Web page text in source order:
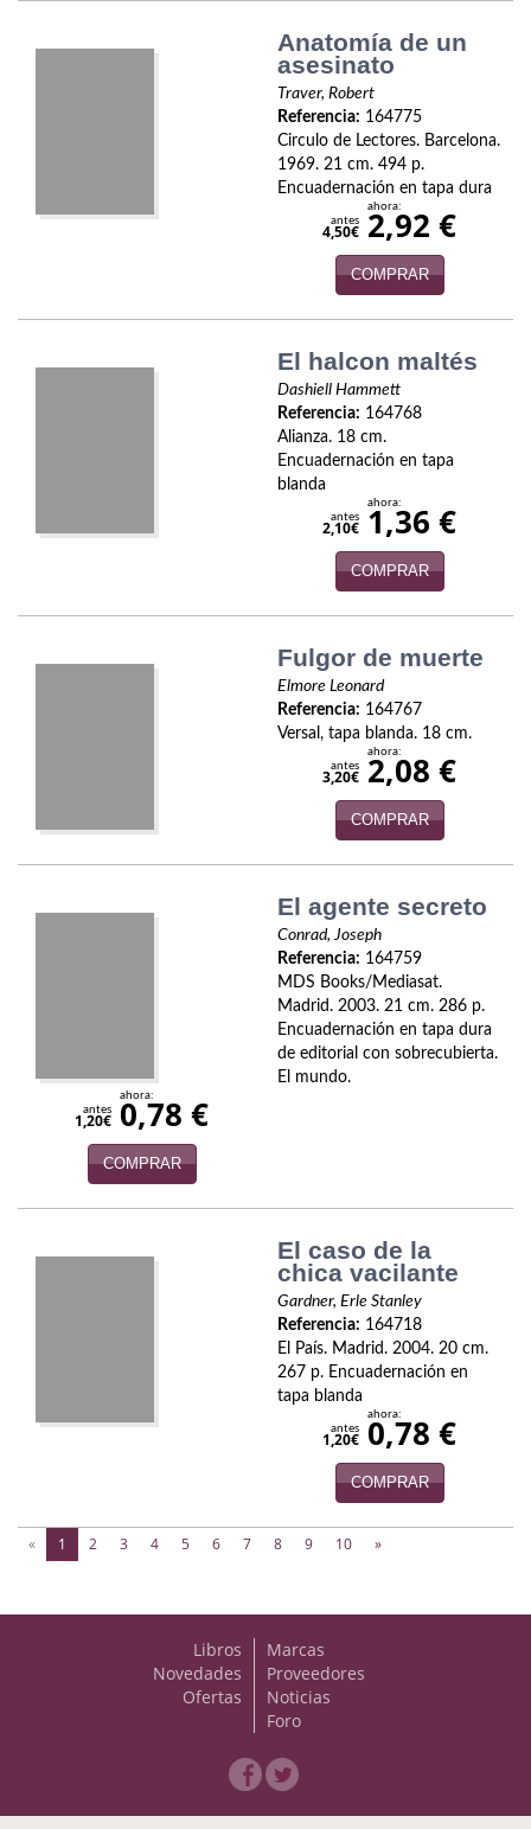
Otros idiomas
Psicología. Educación
Teatro
Tema Local
Anatomía de un
asesinato
Traver, Robert
Referencia: 164775
Circulo de Lectores. Barcelona.
1969. 21 cm. 494 p.
Encuadernación en tapa dura
antes
4,50€
ahora:
2,92 €
COMPRAR
El halcon maltés
Dashiell Hammett
Referencia: 164768
Alianza. 18 cm.
Encuadernación en tapa
blanda
antes
2,10€
ahora:
1,36 €
COMPRAR
Fulgor de muerte
Elmore Leonard
Referencia: 164767
Versal, tapa blanda. 18 cm.
antes
3,20€
ahora:
2,08 €
COMPRAR
El agente secreto
Conrad, Joseph
Referencia: 164759
MDS Books/Mediasat.
Madrid. 2003. 21 cm. 286 p.
Encuadernación en tapa dura
de editorial con sobrecubierta.
El mundo.
antes
1,20€
ahora:
0,78 €
COMPRAR
El caso de la
chica vacilante
Gardner, Erle Stanley
Referencia: 164718
El País. Madrid. 2004. 20 cm.
267 p. Encuadernación en
tapa blanda
antes
1,20€
ahora:
0,78 €
COMPRAR
« 1 (current)
2 3 4 5 6 7 8 9 10 »
Libros
Novedades
Ofertas
Marcas
Proveedores
Noticias
Foro